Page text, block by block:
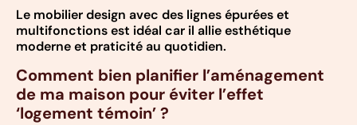
Le mobilier design avec des lignes épurées et
multifonctions est idéal car il allie esthétique
moderne et praticité au quotidien.
Comment bien planifier l’aménagement
de ma maison pour éviter l’effet
‘logement témoin’ ?